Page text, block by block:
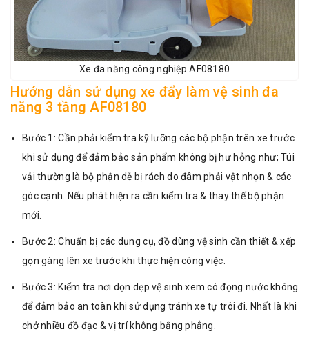
Xe đa năng công nghiệp AF08180
Hướng dẫn sử dụng xe đẩy làm vệ sinh đa
năng 3 tầng AF08180
Bước 1: Cần phải kiểm tra kỹ lưỡng các bộ phận trên xe trước
khi sử dụng để đảm bảo sản phẩm không bị hư hỏng như; Túi
vải thường là bộ phận dễ bị rách do đâm phải vật nhọn & các
góc cạnh. Nếu phát hiện ra cần kiểm tra & thay thế bộ phận
mới.
Bước 2: Chuẩn bị các dụng cụ, đồ dùng vệ sinh cần thiết & xếp
gọn gàng lên xe trước khi thực hiện công việc.
Bước 3: Kiểm tra nơi dọn dẹp vệ sinh xem có đọng nước không
để đảm bảo an toàn khi sử dụng tránh xe tự trôi đi. Nhất là khi
chở nhiều đồ đạc & vị trí không bằng phẳng.